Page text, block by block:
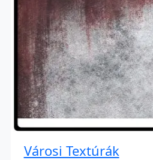
Városi Textúrák